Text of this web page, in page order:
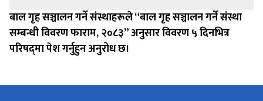
बाल गृह सञ्चालन गर्ने संस्थाहरूले “बाल गृह सञ्चालन गर्ने संस्था
सम्बन्धी विवरण फाराम, २०८३” अनुसार विवरण ५ दिनभित्र
परिषद्‌मा पेश गर्नुहुन अनुरोध छ।